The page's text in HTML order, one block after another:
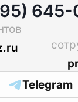
Telegram